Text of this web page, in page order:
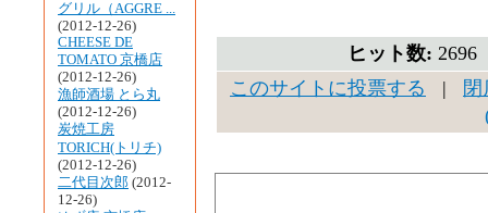
グリル（AGGRE ...
(2012-12-26)
CHEESE DE
TOMATO 京橋店
(2012-12-26)
漁師酒場 とら丸
(2012-12-26)
炭焼工房
TORICH(トリチ)
(2012-12-26)
二代目次郎 (2012-
12-26)
ヒット数:
このサイトに投票する |